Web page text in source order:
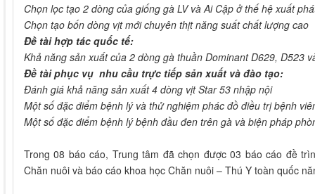
Chọn lọc tạo 2 dòng của giống gà LV và Ai Cập ở thế hệ xuất
Chọn tạo bốn dòng vịt mới chuyên thịt năng suất chất lượng cao
Đề tài hợp tác quốc tế:
Khả năng sản xuất của 2 dòng gà thuần Dominant D629, D523
Đề tài phục vụ nhu cầu trực tiếp sản xuất và đào tạo:
Đánh giá khả năng sản xuất 4 dòng vịt Star 53 nhập nội
Một số đặc điểm bệnh lý và thử nghiệm phác đồ điều trị bệnh
Một số đặc điểm bệnh lý bệnh đầu đen trên gà và biện pháp
Trong 08 báo cáo, Trung tâm đã chọn được 03 báo cáo đề
Chăn nuôi và báo cáo khoa học Chăn nuôi – Thú Y toàn quốc